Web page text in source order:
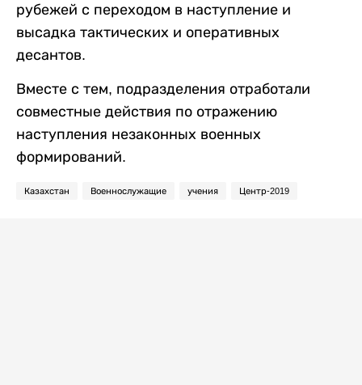
рубежей с переходом в наступление и
высадка тактических и оперативных
десантов.
Вместе с тем, подразделения отработали
совместные действия по отражению
наступления незаконных военных
формирований.
Казахстан Военнослужащие учения Центр-2019